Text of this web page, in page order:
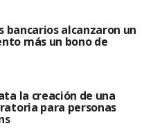
bancarios alcanzaron un
más un bono de
la creación de una
para personas